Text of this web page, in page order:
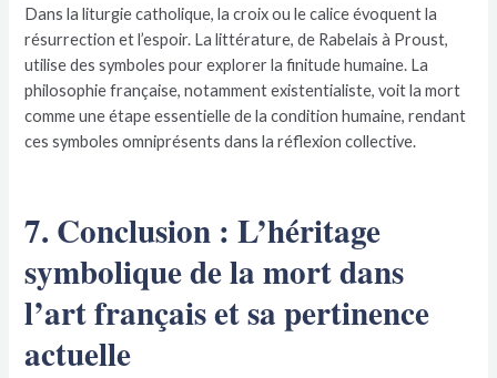
Dans la liturgie catholique, la croix ou le calice évoquent la
résurrection et l’espoir. La littérature, de Rabelais à Proust,
utilise des symboles pour explorer la finitude humaine. La
philosophie française, notamment existentialiste, voit la mort
comme une étape essentielle de la condition humaine, rendant
ces symboles omniprésents dans la réflexion collective.
7. Conclusion : L’héritage
symbolique de la mort dans
l’art français et sa pertinence
actuelle